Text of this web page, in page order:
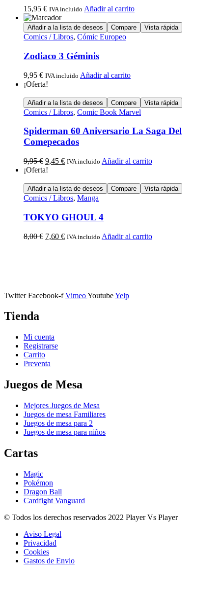
15,95 € IVA incluido Añadir al carrito
Añadir a la lista de deseos Compare Vista rápida
Comics / Libros, Cómic Europeo
Zodiaco 3 Géminis
9,95 € IVA incluido Añadir al carrito
¡Oferta!
Añadir a la lista de deseos Compare Vista rápida
Comics / Libros, Comic Book Marvel
Spiderman 60 Aniversario La Saga Del
Comepecados
9,95€ 9,45 € IVA incluido Añadir al carrito
¡Oferta!
Añadir a la lista de deseos Compare Vista rápida
Comics / Libros, Manga
TOKYO GHOUL 4
8,00€ 7,60 € IVA incluido Añadir al carrito
Twitter Facebook-f VimeoYoutubeYelp
Tienda
Mi cuenta
Registrarse
Carrito
Preventa
Juegos de Mesa
Mejores Juegos de Mesa
Juegos de mesa Familiares
Juegos de mesa para 2
Juegos de mesa para niños
Cartas
Magic
Pokémon
Dragon Ball
Cardfight Vanguard
© Todos los derechos reservados 2022 Player Vs Player
Aviso Legal
Privacidad
Cookies
Gastos de Envio